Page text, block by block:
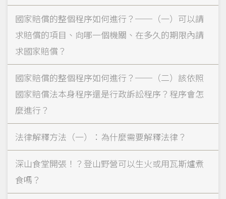
國家賠償的整個程序如何進行？──（一）可以請
求賠償的項目、向哪一個機關、在多久的期限內請
求國家賠償？
國家賠償的整個程序如何進行？──（二）該依照
國家賠償法本身程序還是行政訴訟程序？程序會怎
麼進行？
法律解釋方法（一）：為什麼需要解釋法律？
深山食堂開張！？登山野營可以生火或用瓦斯爐煮
食嗎？